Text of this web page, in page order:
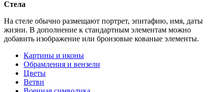
Стела
На стеле обычно размещают портрет, эпитафию, имя, даты
жизни. В дополнение к стандартным элементам можно
добавить изображение или бронзовые кованые элементы.
Картины и иконы
Обрамления и вензели
Цветы
Ветви